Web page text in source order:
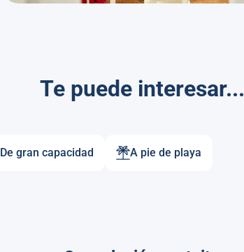
Te puede interesar...
De gran capacidad A pie de playa